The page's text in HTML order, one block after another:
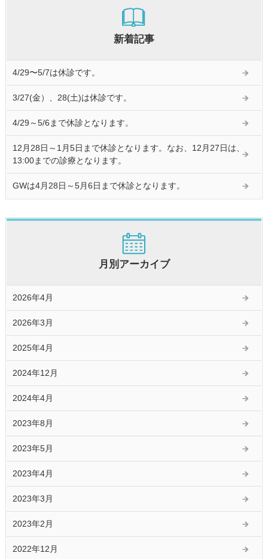
新着記事
4/29〜5/7は休診です。
3/27(金）、28(土)は休診です。
4/29～5/6まで休診となります。
12月28日～1月5日まで休診となります。なお、12月27日は、
13:00までの診療となります。
GWは4月28日～5月6日まで休診となります。
月別アーカイブ
2026年4月
2026年3月
2025年4月
2024年12月
2024年4月
2023年8月
2023年5月
2023年4月
2023年3月
2023年2月
2022年12月